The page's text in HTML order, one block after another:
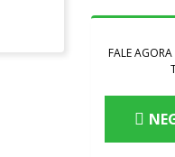
FALE